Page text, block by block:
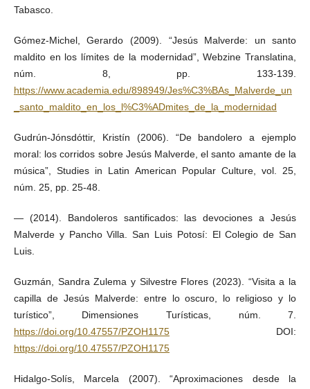
Tabasco.
Gómez-Michel, Gerardo (2009). “Jesús Malverde: un santo
maldito en los límites de la modernidad”, Webzine Translatina,
núm. 8, pp. 133-139.
https://www.academia.edu/898949/Jes%C3%BAs_Malverde_un
_santo_maldito_en_los_l%C3%ADmites_de_la_modernidad
Gudrún-Jónsdóttir, Kristín (2006). “De bandolero a ejemplo
moral: los corridos sobre Jesús Malverde, el santo amante de la
música”, Studies in Latin American Popular Culture, vol. 25,
núm. 25, pp. 25-48.
— (2014). Bandoleros santificados: las devociones a Jesús
Malverde y Pancho Villa. San Luis Potosí: El Colegio de San
Luis.
Guzmán, Sandra Zulema y Silvestre Flores (2023). “Visita a la
capilla de Jesús Malverde: entre lo oscuro, lo religioso y lo
turístico”, Dimensiones Turísticas, núm. 7.
https://doi.org/10.47557/PZOH1175DOI:
https://doi.org/10.47557/PZOH1175
Hidalgo-Solís, Marcela (2007). “Aproximaciones desde la